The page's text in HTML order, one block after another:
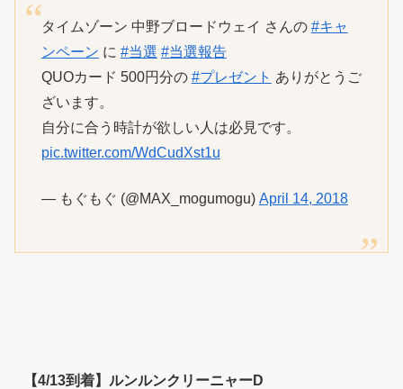
タイムゾーン 中野ブロードウェイ さんの #キャ
ンペーン に #当選 #当選報告
QUOカード 500円分の #プレゼント ありがとうご
ざいます。
自分に合う時計が欲しい人は必見です。
pic.twitter.com/WdCudXst1u
— もぐもぐ (@MAX_mogumogu) April 14, 2018
【4/13到着】ルンルンクリーニャーD